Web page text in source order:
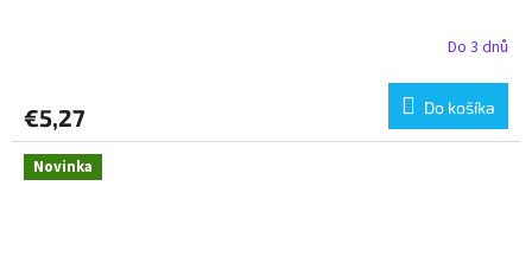
Do 3 dnů
€5,27 Do košíka
Novinka